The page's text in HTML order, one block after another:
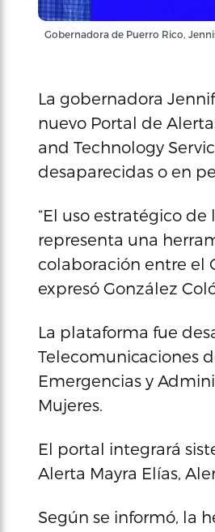
Gobernadora de Puerro Rico,
La gobernadora
nuevo Portal de
and Technology
desaparecidas o en
“El uso estratégico
representa una
colaboración entre el
expresó González
La plataforma fue
Telecomunicaciones
Emergencias y
Mujeres.
El portal integrará
Alerta Mayra Elías,
Según se informó, la